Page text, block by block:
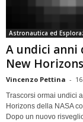
Astronautica ed
A undici anni
New
Vincenzo Pettina -
Trascorsi ormai undici
Horizons della NASA
Dopo un nuovo